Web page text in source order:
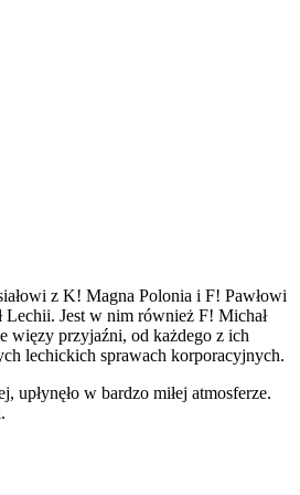
z K! Magna Polonia i F! Pawłowi
Jest w nim również F! Michał
więzy przyjaźni, od każdego z ich
lechickich sprawach korporacyjnych.
w bardzo miłej atmosferze.